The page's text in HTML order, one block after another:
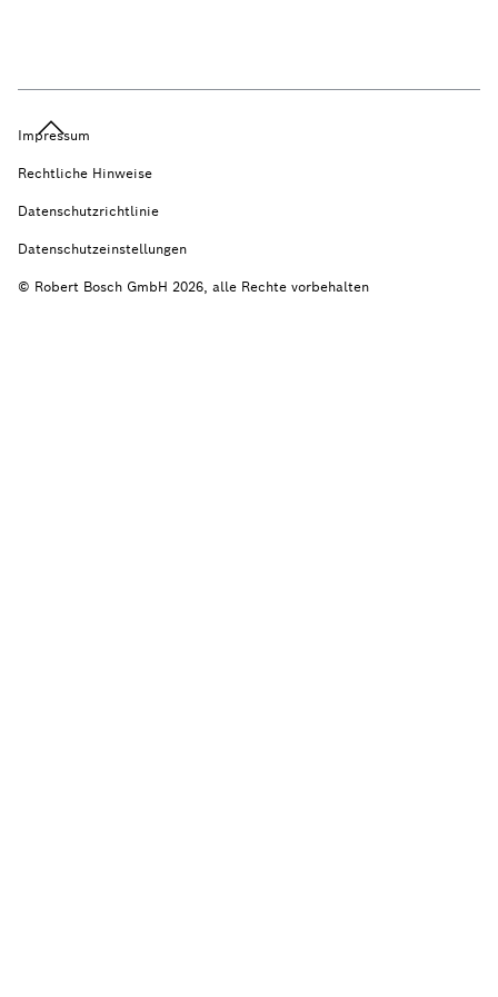
Impressum
Rechtliche Hinweise
Datenschutzrichtlinie
Datenschutzeinstellungen
© Robert Bosch GmbH 2026, alle Rechte vorbehalten